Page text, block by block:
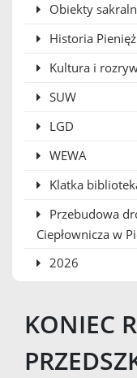
Obiekty
Historia
Kultura i
SUW
LGD
WEWA
Klatka
Przebudowa
Ciepłownicza w
2026
KONIEC